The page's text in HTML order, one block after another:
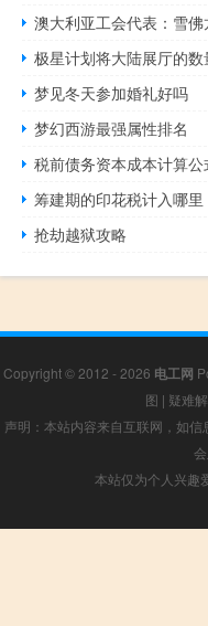
极星计划将大陆展厅的
梦见冬天参加婚礼好吗
梦幻西游最强属性排名
税前债务资本成本计算公
筹建期的印花税计入哪里
抢劫越狱攻略
Copyright © 2012 - 2026 电工网
图 | 疑难
声明：本站内容来自互联网，如
本站仅为个人兴趣